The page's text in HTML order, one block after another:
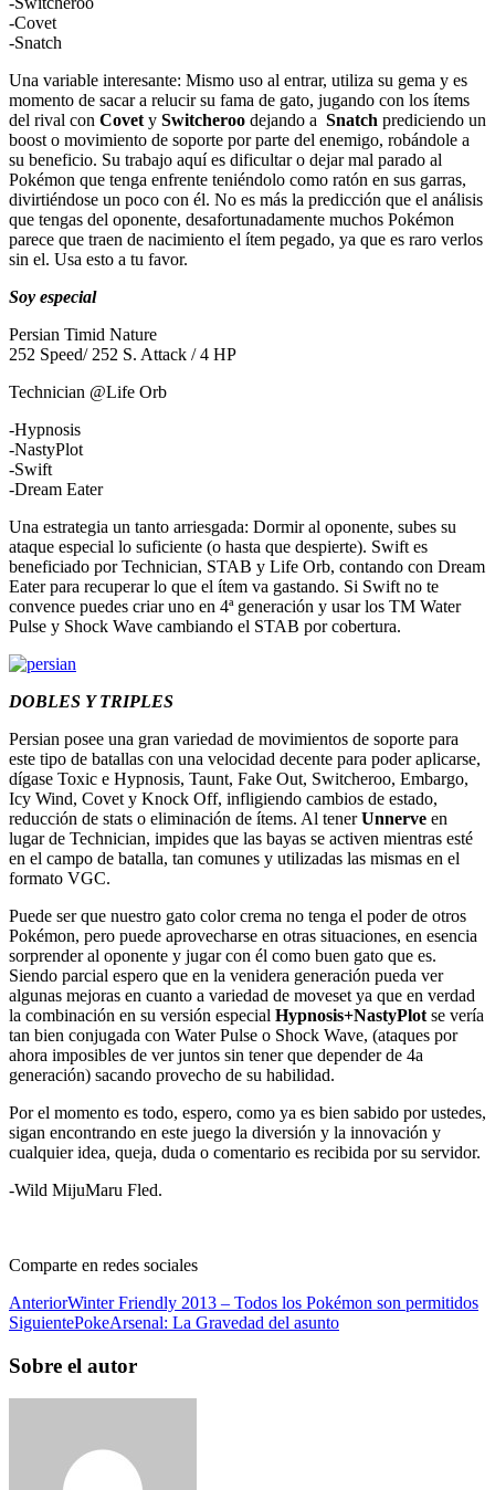
-Covet
-Snatch
Una variable interesante: Mismo uso al entrar, utiliza su gema y es
momento de sacar a relucir su fama de gato, jugando con los ítems
del rival con Covet y Switcheroo dejando a Snatch prediciendo un
boost o movimiento de soporte por parte del enemigo, robándole a
su beneficio. Su trabajo aquí es dificultar o dejar mal parado al
Pokémon que tenga enfrente teniéndolo como ratón en sus garras,
divirtiéndose un poco con él. No es más la predicción que el análisis
que tengas del oponente, desafortunadamente muchos Pokémon
parece que traen de nacimiento el ítem pegado, ya que es raro verlos
sin el. Usa esto a tu favor.
Soy especial
Persian Timid Nature
252 Speed/ 252 S. Attack / 4 HP
Technician @Life Orb
-Hypnosis
-NastyPlot
-Swift
-Dream Eater
Una estrategia un tanto arriesgada: Dormir al oponente, subes su
ataque especial lo suficiente (o hasta que despierte). Swift es
beneficiado por Technician, STAB y Life Orb, contando con Dream
Eater para recuperar lo que el ítem va gastando. Si Swift no te
convence puedes criar uno en 4ª generación y usar los TM Water
Pulse y Shock Wave cambiando el STAB por cobertura.
DOBLES Y TRIPLES
Persian posee una gran variedad de movimientos de soporte para
este tipo de batallas con una velocidad decente para poder aplicarse,
dígase Toxic e Hypnosis, Taunt, Fake Out, Switcheroo, Embargo,
Icy Wind, Covet y Knock Off, infligiendo cambios de estado,
reducción de stats o eliminación de ítems. Al tenerUnnerve en
lugar de Technician, impides que las bayas se activen mientras esté
en el campo de batalla, tan comunes y utilizadas las mismas en el
formato VGC.
Puede ser que nuestro gato color crema no tenga el poder de otros
Pokémon, pero puede aprovecharse en otras situaciones, en esencia
sorprender al oponente y jugar con él como buen gato que es.
Siendo parcial espero que en la venidera generación pueda ver
algunas mejoras en cuanto a variedad de moveset ya que en verdad
la combinación en su versión especial Hypnosis+NastyPlot se vería
tan bien conjugada con Water Pulse o Shock Wave, (ataques por
ahora imposibles de ver juntos sin tener que depender de 4a
generación) sacando provecho de su habilidad.
Por el momento es todo, espero, como ya es bien sabido por ustedes,
sigan encontrando en este juego la diversión y la innovación y
cualquier idea, queja, duda o comentario es recibida por su servidor.
-Wild MijuMaru Fled.
Comparte en redes sociales
AnteriorWinter Friendly 2013 – Todos los Pokémon son permitidos
SiguientePokeArsenal: La Gravedad del asunto
Sobre el autor